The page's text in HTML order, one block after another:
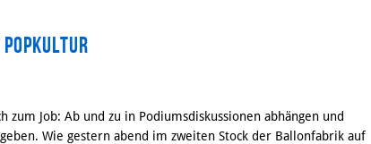
Popkultur
zum Job: Ab und zu in Podiumsdiskussionen abhängen und
Wie gestern abend im zweiten Stock der Ballonfabrik auf